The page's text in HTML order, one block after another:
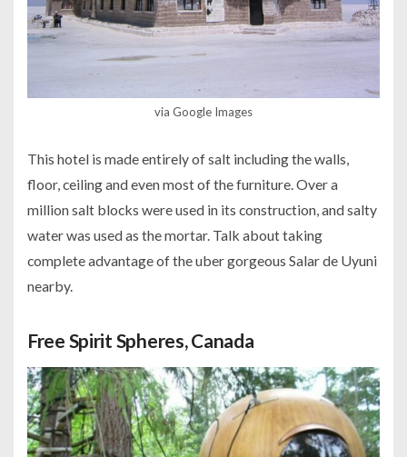
via Google Images
This hotel is made entirely of salt including the walls,
floor, ceiling and even most of the furniture. Over a
million salt blocks were used in its construction, and salty
water was used as the mortar. Talk about taking
complete advantage of the uber gorgeous Salar de Uyuni
nearby.
Free Spirit Spheres, Canada